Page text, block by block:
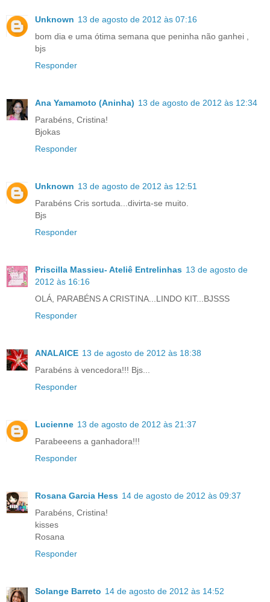
Unknown 13 de agosto de 2012 às 07:16
bom dia e uma ótima semana que peninha não ganhei ,
bjs
Responder
Ana Yamamoto (Aninha) 13 de agosto de 2012 às 12:34
Parabéns, Cristina!
Bjokas
Responder
Unknown 13 de agosto de 2012 às 12:51
Parabéns Cris sortuda...divirta-se muito.
Bjs
Responder
Priscilla Massieu- Ateliê Entrelinhas 13 de agosto de
2012 às 16:16
OLÁ, PARABÉNS A CRISTINA...LINDO KIT...BJSSS
Responder
ANALAICE 13 de agosto de 2012 às 18:38
Parabéns à vencedora!!! Bjs...
Responder
Lucienne 13 de agosto de 2012 às 21:37
Parabeeens a ganhadora!!!
Responder
Rosana Garcia Hess 14 de agosto de 2012 às 09:37
Parabéns, Cristina!
kisses
Rosana
Responder
Solange Barreto 14 de agosto de 2012 às 14:52